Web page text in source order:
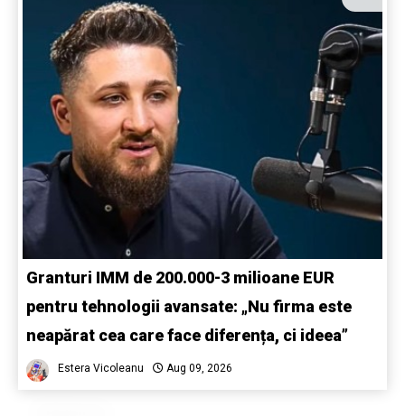
Granturi IMM de 200.000-3 milioane EUR
pentru tehnologii avansate: „Nu firma este
neapărat cea care face diferența, ci ideea”
Estera Vicoleanu Aug 09, 2026